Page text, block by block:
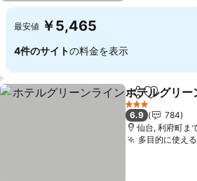
最安値 ￥5,465
4件のサイトの料金を表示
シェアお気に入
ホテルグリー
3 ホテルのランク
6.9
784
仙台, 利府町ま
多目的に使え